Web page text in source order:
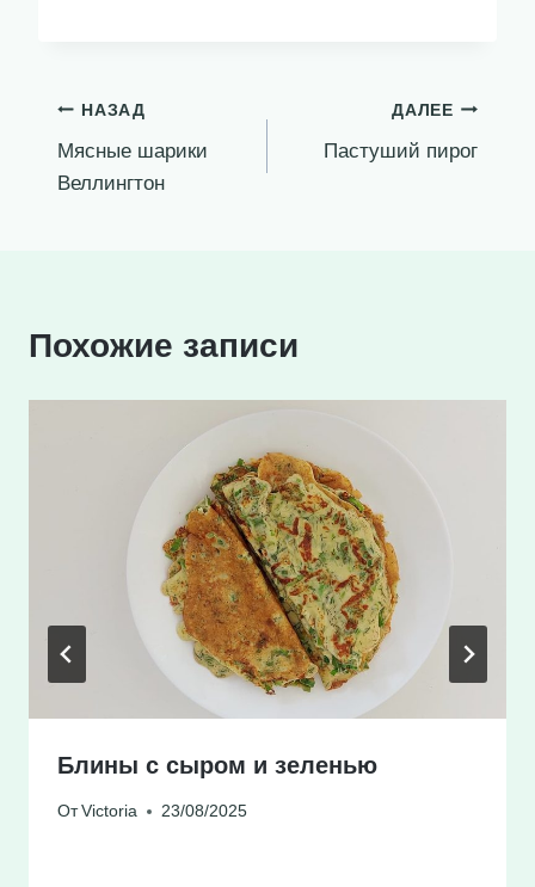
Навигация
по
НАЗАД
Мясные шарики
Веллингтон
ДАЛЕЕ
Пастуший пирог
Похожие записи
Блины с сыром и зеленью
От Victoria 23/08/2025